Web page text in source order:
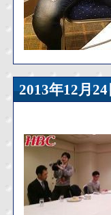
2013年12